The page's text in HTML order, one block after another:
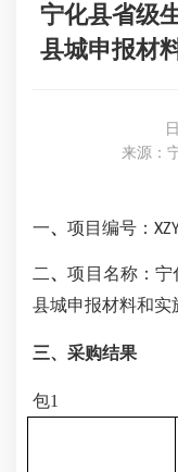
宁化县省级
县城申报材
来源：
一、 项目 编号： XZY
二、项目名称：宁
县城申报材料和实
三、采购结果
包1